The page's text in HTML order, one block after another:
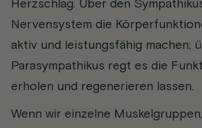
Herzschlag. Über den
Nervensystem die
aktiv und leistungsfähig machen;
Parasympathikus regt es die
erholen und regenerieren lassen.
Wenn wir einzelne